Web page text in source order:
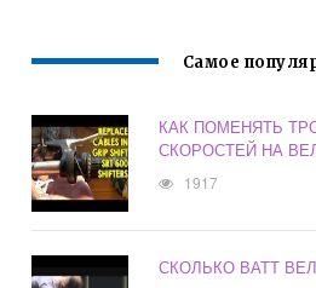
Самое
КАК ПОМЕНЯТЬ
СКОРОСТЕЙ НА
1917
СКОЛЬКО ВАТТ